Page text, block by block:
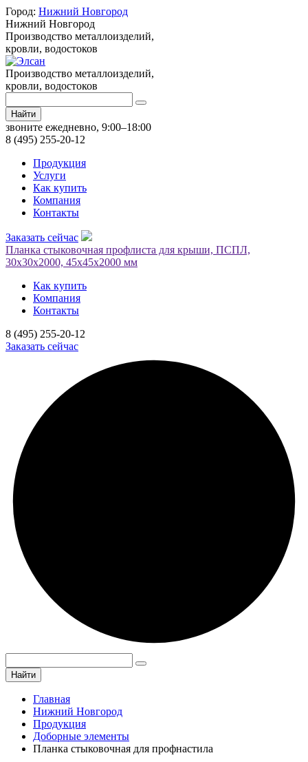
Город: Нижний Новгород
Нижний Новгород
Производство металлоизделий,
кровли, водостоков
Производство металлоизделий,
кровли, водостоков
Найти
звоните ежедневно, 9:00–18:00
8 (495) 255-20-12
Продукция
Услуги
Как купить
Компания
Контакты
Заказать сейчас
Планка стыковочная профлиста для крыши, ПСПЛ,
30х30х2000, 45х45х2000 мм
Как купить
Компания
Контакты
8 (495) 255-20-12
Заказать сейчас
Найти
Главная
Нижний Новгород
Продукция
Доборные элементы
Планка стыковочная для профнастила